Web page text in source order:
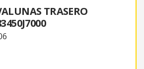
TRASERO